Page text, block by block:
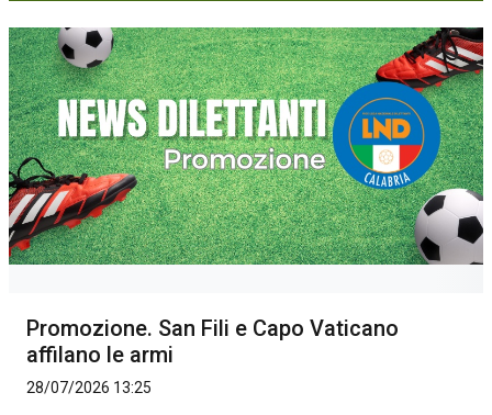
Promozione. San Fili e Capo Vaticano
affilano le armi
28/07/2026 13:25